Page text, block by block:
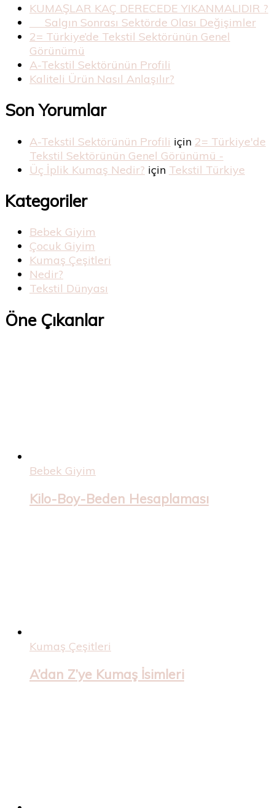
KUMAŞLAR KAÇ DERECEDE YIKANMALIDIR ?
Salgın Sonrası Sektörde Olası Değişimler
2= Türkiye’de Tekstil Sektörünün Genel
Görünümü
A-Tekstil Sektörünün Profili
Kaliteli Ürün Nasıl Anlaşılır?
Son Yorumlar
A-Tekstil Sektörünün Profili için 2= Türkiye'de
Tekstil Sektörünün Genel Görünümü -
Üç İplik Kumaş Nedir? için Tekstil Türkiye
Kategoriler
Bebek Giyim
Çocuk Giyim
Kumaş Çeşitleri
Nedir?
Tekstil Dünyası
Öne Çıkanlar
Bebek Giyim
Kilo-Boy-Beden Hesaplaması
Kumaş Çeşitleri
A’dan Z’ye Kumaş İsimleri